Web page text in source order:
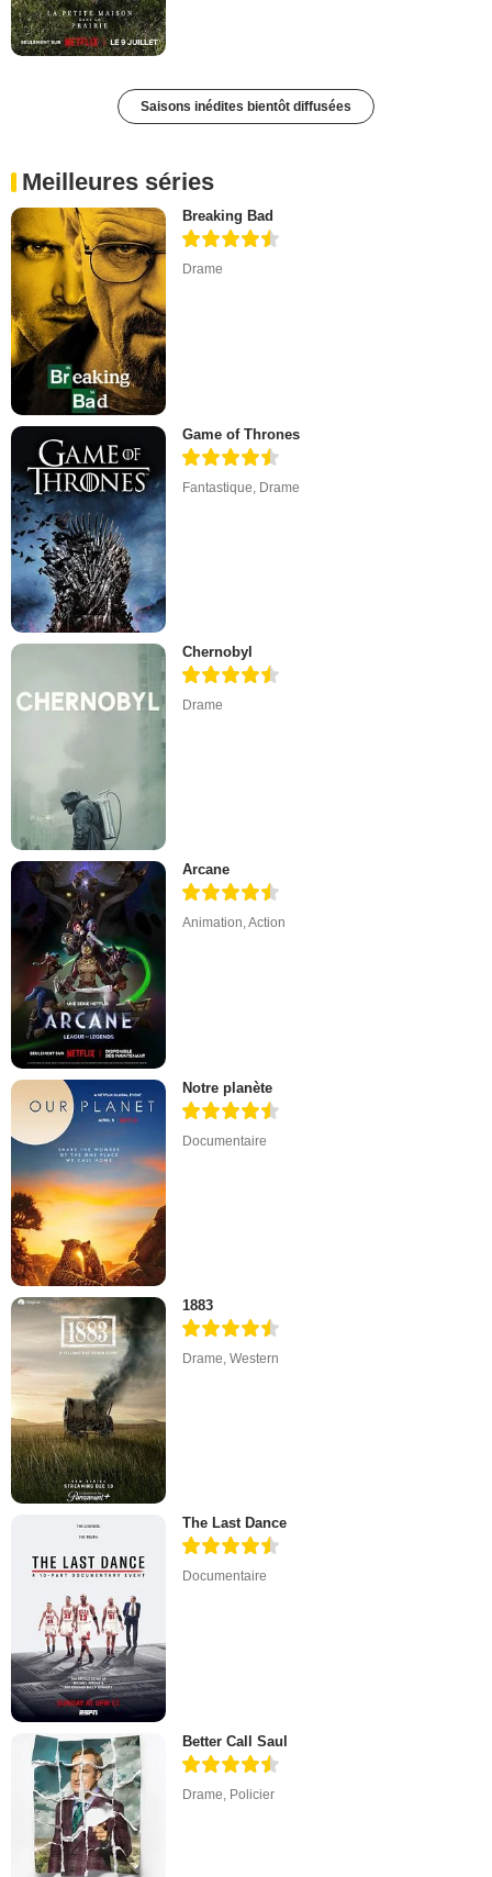
Saisons inédites bientôt diffusées
Meilleures séries
Breaking Bad
Drame
Game of Thrones
Fantastique Drame
Chernobyl
Drame
Arcane
Animation,Action
Notre planète
Documentaire
1883
Drame,Western
The Last Dance
Documentaire
Better Call Saul
Drame Policier